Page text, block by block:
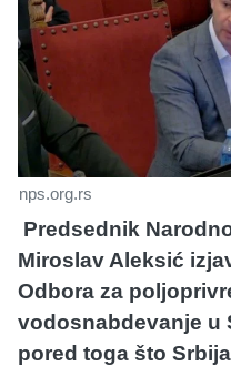
nps.org.rs
Predsednik
Miroslav Aleksić
Odbora za
vodosnabdevanje u
pored toga što